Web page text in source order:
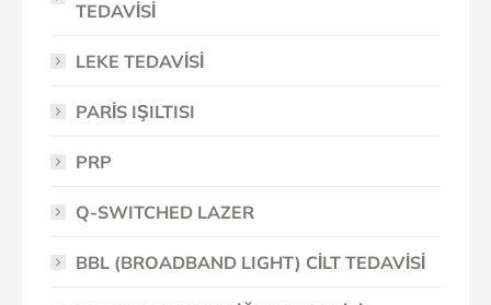
TEDAVİSİ
LEKE TEDAVİSİ
PARİS IŞILTISI
PRP
Q-SWITCHED LAZER
BBL (BROADBAND LIGHT) CİLT TEDAVİSİ